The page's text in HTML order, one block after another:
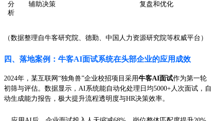
分
析
辅助决策
复盘和优化
（数据整理自牛客研究院、德勤、中国人力资源研究院等权威平台）
四、落地案例：牛客AI面试系统在头部企业的应用成效
2024年，某互联网“独角兽”企业校招项目采用牛客AI面试作为第一轮
初筛与评估。数据显示，AI系统能自动化处理日均5000+人次面试，自
动生成能力报告，极大提升流程透明度与HR决策效率。